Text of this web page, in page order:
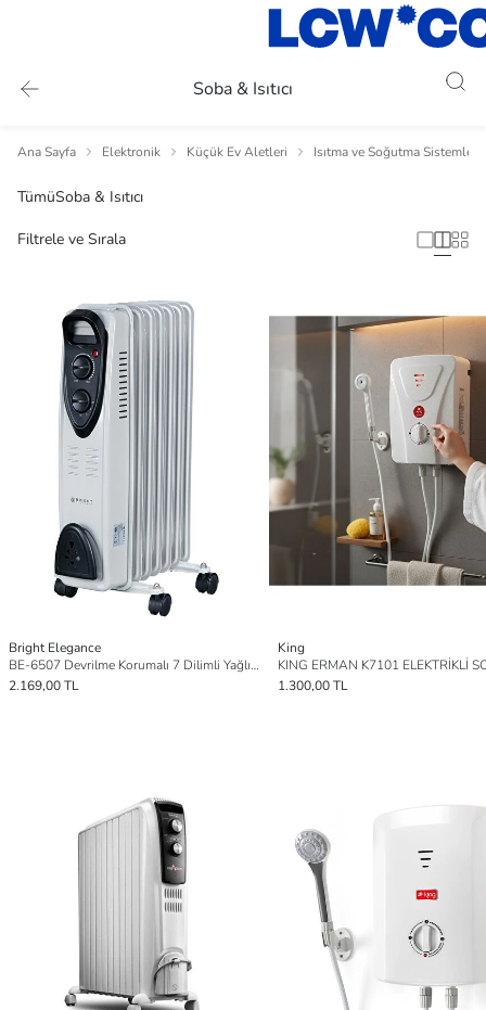
Soba & Isıtıcı
Ana Sayfa Elektronik Küçük Ev Aletleri Isıtma ve Soğutma Sistemleri
TümüSoba & Isıtıcı
Filtrele ve Sırala
Bright Elegance
BE-6507 Devrilme Korumalı 7 Dilimli Yağlı Radyatör
2.169,00 TL
King
KING ERMAN K7101 ELEKTRİKLİ
1.300,00 TL